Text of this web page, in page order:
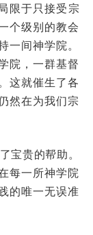
限于只接受宗
个级别的教会
一间神学院。
院，一群基督
这就催生了各
然在为我们宗
宝贵的帮助。
每一所神学院
的唯一无误准